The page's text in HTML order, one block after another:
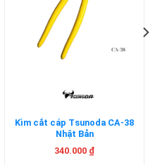
Kìm cắt cáp Tsunoda CA-38
Nhật Bản
340.000 ₫